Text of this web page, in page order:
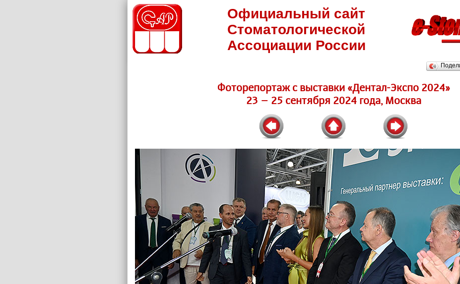
Официальный сайт
Стоматологической
Ассоциации России
Фоторепортаж c выставки «Дентал-Экспо 2024»
23 – 25 сентября 2024 года, Москва